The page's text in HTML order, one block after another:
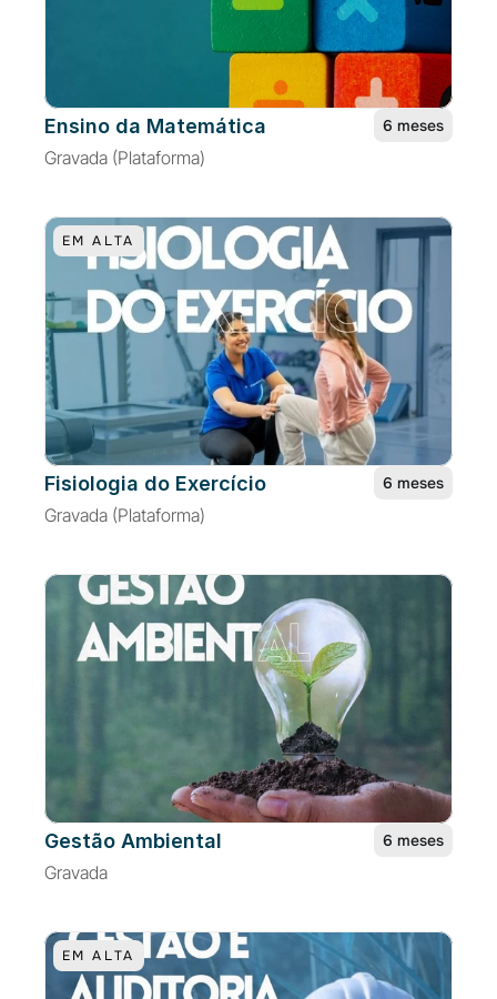
Ensino da Matemática 6 meses
Gravada (Plataforma)
EM ALTA
Fisiologia do Exercício 6 meses
Gravada (Plataforma)
Gestão Ambiental 6 meses
Gravada
EM ALTA